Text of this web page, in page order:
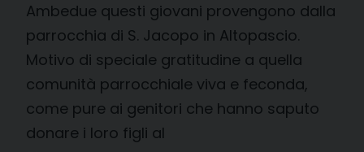
Ambedue questi giovani provengono dalla
parrocchia di S. Jacopo in Altopascio.
Motivo di speciale gratitudine a quella
comunità parrocchiale viva e feconda,
come pure ai genitori che hanno saputo
donare i loro figli al